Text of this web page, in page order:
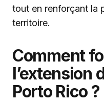
tout en renforçant la
territoire.
Comment
l’extension
Porto Rico ?